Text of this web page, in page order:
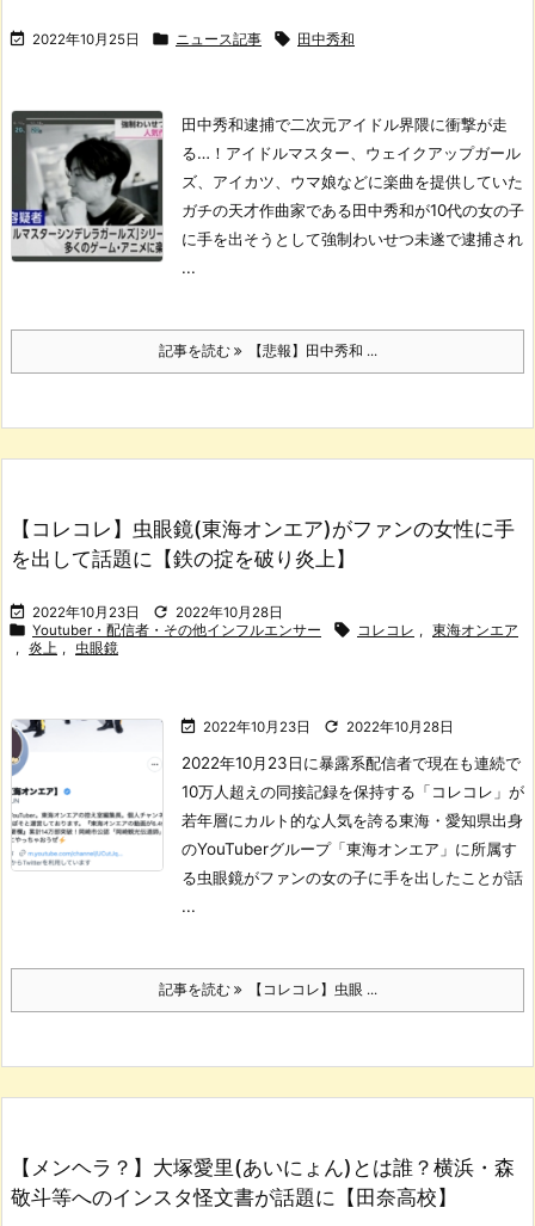
 2022年10月25日  ニュース記事  田中秀和
田中秀和逮捕で二次元アイドル界隈に衝撃が走
る…！ アイドルマスター、ウェイクアップガール
ズ、アイカツ、ウマ娘などに楽曲を提供していた
ガチの天才作曲家である田中秀和が10代の女の子
に手を出そうとして強制わいせつ未遂で逮捕され
...
記事を読む 【悲報】田中秀和 ...
【コレコレ】虫眼鏡(東海オンエア)がファンの女性に手
を出して話題に【鉄の掟を破り炎上】
 2022年10月23日  2022年10月28日
 Youtuber・配信者・その他インフルエンサー  コレコレ ,
東海オンエア
,
炎上 , 虫眼鏡
 2022年10月23日  2022年10月28日
2022年10月23日に暴露系配信者で現在も連続で
10万人超えの同接記録を保持する「コレコレ」が
若年層にカルト的な人気を誇る東海・愛知県出身
のYouTuberグループ「東海オンエア」に所属す
る虫眼鏡がファンの女の子に手を出したことが話
...
記事を読む 【コレコレ】虫眼 ...
【メンヘラ？】大塚愛里(あいにょん)とは誰？横浜・森
敬斗等へのインスタ怪文書が話題に【田奈高校】